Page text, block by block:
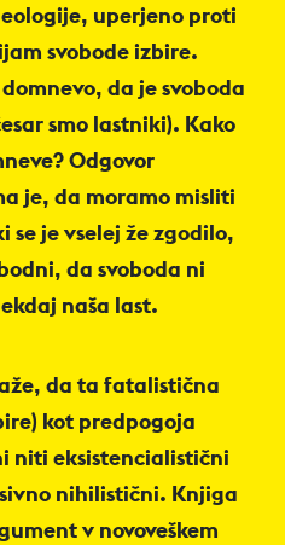
uperjeno proti
svobode izbire.
da je svoboda
smo lastniki). Kako
Odgovor
je, da moramo misliti
se je vselej že zgodilo,
da svoboda ni
naša last.
da ta fatalistična
kot predpogoja
niti eksistencialistični
nihilistični. Knjiga
v novoveškem